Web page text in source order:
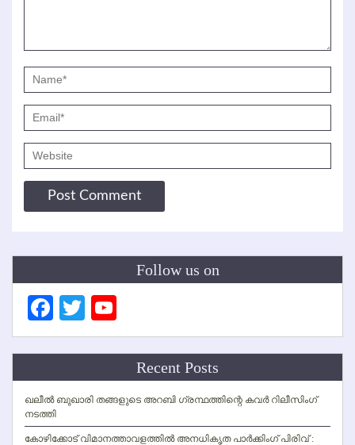
Follow us on
Facebook
Twitter
Channel
Recent Posts
ഖലീല്‍ ബുഖാരി തങ്ങളുടെ അറബി ഗ്രന്ഥത്തിന്റെ കവര്‍ റിലീസിംഗ്
നടത്തി
കോഴിക്കോട് വിമാനത്താവളത്തില്‍ അനധികൃത പാര്‍ക്കിംഗ് പിരിവ് :